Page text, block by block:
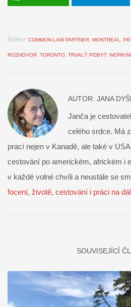
ŠTÍTKY: COMMON-LAW PARTNER MONTREAL
ROZHOVOR TORONTO TRVALÝ POBYT,
AUTOR: JANA
Janča je
celého srdce. Má
prací nejen v Kanadě, ale také v
cestování po americkém, africkém i
v každé volné chvíli a neustále se
focení, životě, cestování i práci na
SOUVISEJÍCÍ